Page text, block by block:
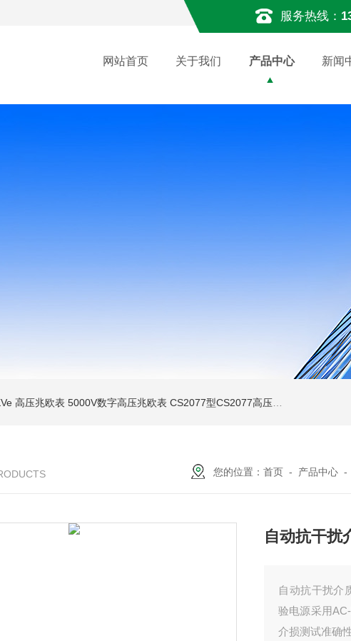
服务热线：
网站首页 关于我们 产品中心 新闻
高压兆欧表 5000V数字高压兆欧表 CS2077型CS2077高压兆欧表校验仪
您的位置： 首页 - 产品中心
自动抗干扰
自动抗干扰介
验电源采用
介损测试准确